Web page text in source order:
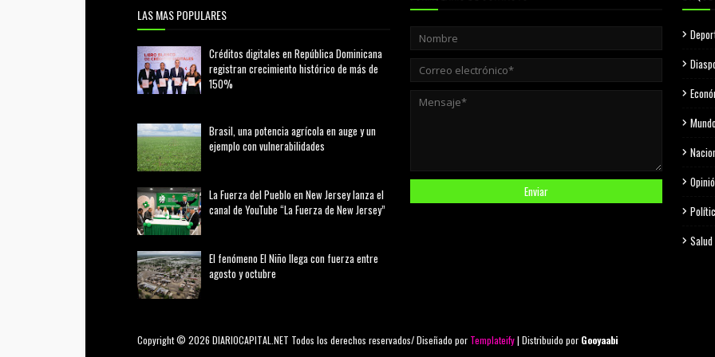
LAS MAS POPULARES
Créditos digitales en República Dominicana
registran crecimiento histórico de más de
150%
Brasil, una potencia agrícola en auge y un
ejemplo con vulnerabilidades
La Fuerza del Pueblo en New Jersey lanza el
canal de YouTube “La Fuerza de New Jersey”
El fenómeno El Niño llega con fuerza entre
agosto y octubre
Salud
Copyright © 2026 DIARIOCAPITAL.NET Todos los derechos reservados/ Diseñado por Templateify| Distribuido por Gooyaabi